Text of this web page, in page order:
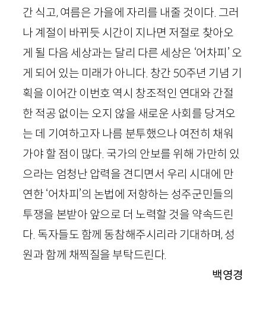
간 식고, 여름은 가을에 자리를 내줄 것이다. 그러
나 계절이 바뀌듯 시간이 지나면 저절로 찾아오
게 될 다음 세상과는 달리 다른 세상은 ‘어차피’ 오
게 되어 있는 미래가 아니다. 창간 50주년 기념 기
획을 이어간 이번호 역시 창조적인 연대와 간절
한 적공 없이는 오지 않을 새로운 사회를 당겨오
는 데 기여하고자 나름 분투했으나 여전히 채워
가야 할 점이 많다. 국가의 안보를 위해 가만히 있
으라는 엄청난 압력을 견디면서 우리 시대에 만
연한 ‘어차피’의 논법에 저항하는 성주군민들의
투쟁을 본받아 앞으로 더 노력할 것을 약속드린
다. 독자들도 함께 동참해주시리라 기대하며, 성
원과 함께 채찍질을 부탁드린다.
백영경